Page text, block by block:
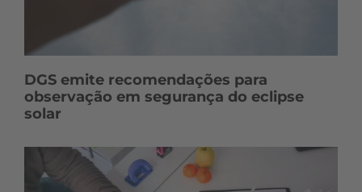
DGS emite recomendações para
observação em segurança do eclipse
solar